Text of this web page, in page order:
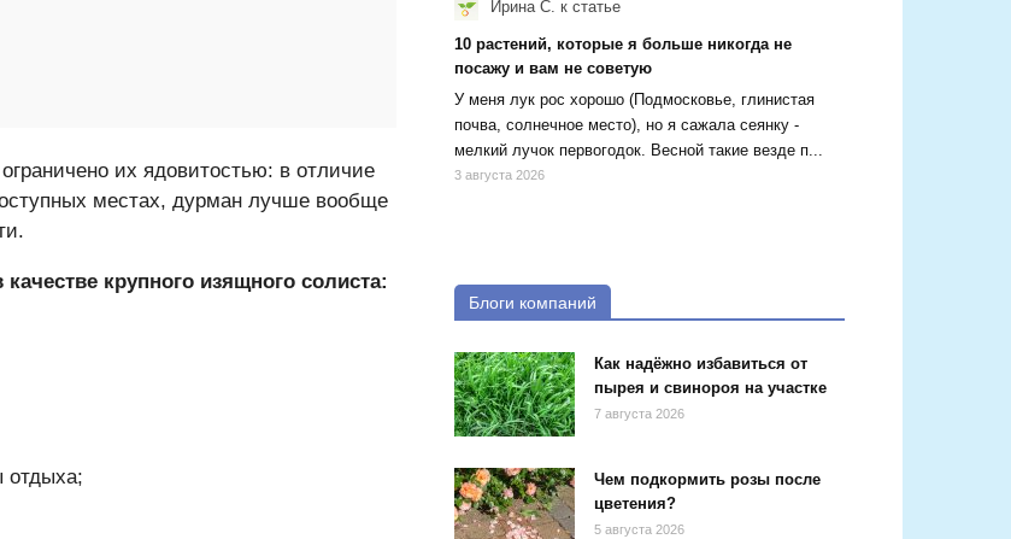
их ядовитостью: в отличие
местах, дурман лучше вообще
крупного изящного солиста:
отдыха;
Ирина С. к статье
10 растений, которые я больше никогда не
посажу и вам не советую
У меня лук рос хорошо (Подмосковье, глинистая
почва, солнечное место), но я сажала сеянку -
мелкий лучок первогодок. Весной такие везде п...
3 августа 2026
Блоги компаний
Как надёжно избавиться от
пырея и свинороя на участке
7 августа 2026
Чем подкормить розы после
цветения?
5 августа 2026